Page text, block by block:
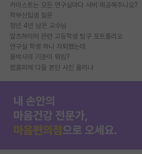
카이스트는 모든 연구실마다 서버 제공해주나요?
학부신입생 질문
정년 4년 남은 교수님
알츠하이머 관련 고등학생 탐구 포트폴리오
연구실 학생 하나 자퇴했는데
물박사의 기준이 뭐임?
랩홈피에 다들 본인 사진 올리냐